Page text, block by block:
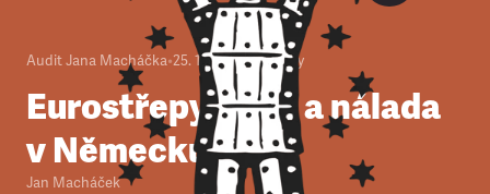
Audit Jana Macháčka•25. 10. 2012•3minuty
Eurostřepy, SSM a nálada
v Německu
Jan Macháček